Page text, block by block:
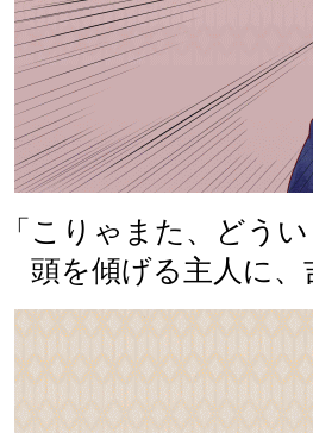
「こりゃまた、どう
頭を傾げる主人に、